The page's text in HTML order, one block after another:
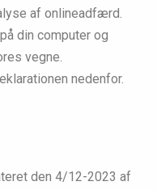
af onlineadfærd.
din computer og
vegne.
nedenfor.
den 4/12-2023 af